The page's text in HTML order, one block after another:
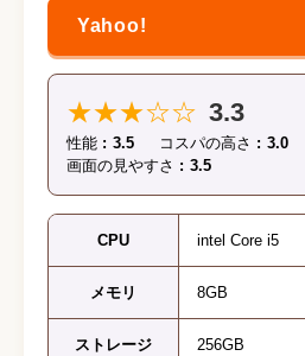
★★★☆☆ 3.3
性能 3.5 コスパの高さ
3.0
画面の見やすさ
3.5
CPU intel Core i5
メモリ 8GB
ストレージ 256GB